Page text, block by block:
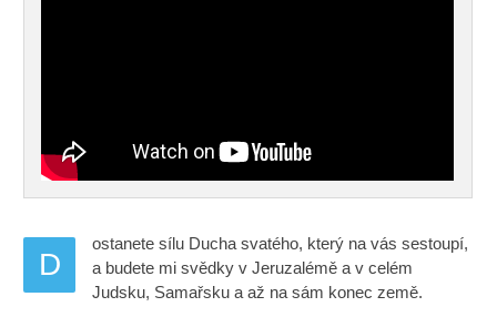
D
ostanete sílu Ducha svatého, který na vás sestoupí,
a budete mi svědky v Jeruzalémě a v celém
Judsku, Samařsku a až na sám konec země.